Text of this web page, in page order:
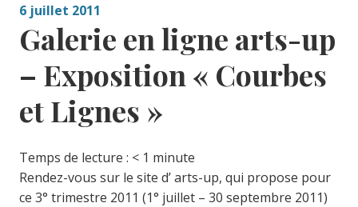
6 juillet 2011
Galerie en ligne arts-up
– Exposition « Courbes
et Lignes »
Temps de lecture : < 1 minute
Rendez-vous sur le site d’ arts-up, qui propose pour
ce 3° trimestre 2011 (1° juillet – 30 septembre 2011)